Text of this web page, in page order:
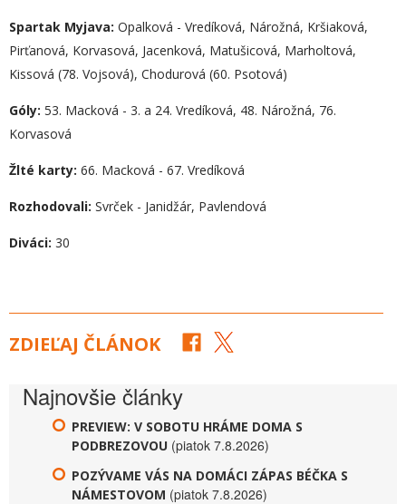
Spartak Myjava: Opalková - Vredíková, Nárožná, Kršiaková,
Pirťanová, Korvasová, Jacenková, Matušicová, Marholtová,
Kissová (78. Vojsová), Chodurová (60. Psotová)
Góly: 53. Macková - 3. a 24. Vredíková, 48. Nárožná, 76.
Korvasová
Žlté karty: 66. Macková - 67. Vredíková
Rozhodovali: Svrček - Janidžár, Pavlendová
Diváci: 30
ZDIEĽAJ ČLÁNOK
Najnovšie články
PREVIEW: V SOBOTU HRÁME DOMA S
PODBREZOVOU (piatok 7.8.2026)
POZÝVAME VÁS NA DOMÁCI ZÁPAS BÉČKA S
NÁMESTOVOM (piatok 7.8.2026)